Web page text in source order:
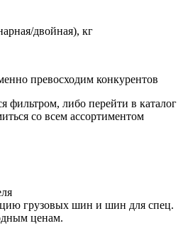
двойная), кг
превосходим конкурентов
фильтром, либо перейти в каталог
со всем ассортиментом
грузовых шин и шин для спец.
ценам.